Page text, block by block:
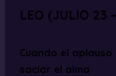
LEO (JULIO 23
Cuando el
saciar el alma